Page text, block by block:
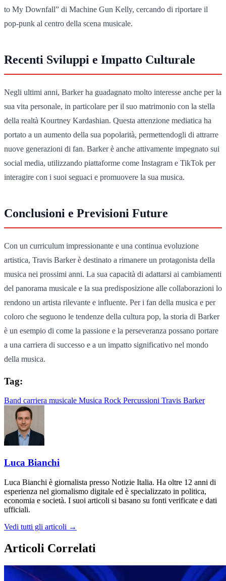
to My Downfall” di Machine Gun Kelly, cercando di riportare il
pop-punk al centro della scena musicale.
Recenti Sviluppi e Impatto Culturale
Negli ultimi anni, Barker ha guadagnato molto interesse anche per la
sua vita personale, in particolare per il suo matrimonio con la stella
della realtà Kourtney Kardashian. Questa attenzione mediatica ha
portato a un aumento della sua popolarità, permettendogli di attrarre
nuove generazioni di fan. Barker è anche attivamente impegnato sui
social media, utilizzando piattaforme come Instagram e TikTok per
interagire con i suoi seguaci e promuovere la sua musica.
Conclusioni e Previsioni Future
Con un curriculum impressionante e una continua evoluzione
artistica, Travis Barker è destinato a rimanere un protagonista della
musica nei prossimi anni. La sua capacità di adattarsi ai cambiamenti
del panorama musicale e la sua predisposizione alle collaborazioni lo
rendono un artista rilevante e influente. Per i fan della musica e per
coloro che seguono le tendenze della cultura pop, la storia di Barker
è un esempio di come la passione e la perseveranza possano portare
a una carriera di successo e a un impatto significativo nel mondo
della musica.
Tag:
Band carriera musicale Musica Rock Percussioni Travis Barker
Luca Bianchi
Luca Bianchi è giornalista presso Notizie Italia. Ha oltre 12 anni di
esperienza nel giornalismo digitale ed è specializzato in politica,
economia e società. I suoi articoli si basano su fonti verificate e dati
ufficiali.
Vedi tutti gli articoli →
Articoli Correlati